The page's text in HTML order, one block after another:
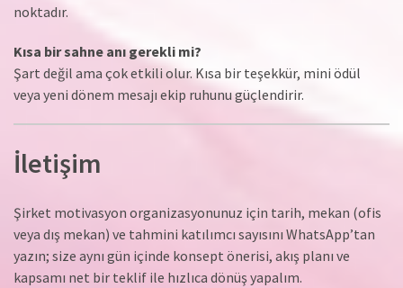
noktadır.
Kısa bir sahne anı gerekli mi?
Şart değil ama çok etkili olur. Kısa bir teşekkür, mini ödül
veya yeni dönem mesajı ekip ruhunu güçlendirir.
İletişim
Şirket motivasyon organizasyonunuz için tarih, mekan (ofis
veya dış mekan) ve tahmini katılımcı sayısını WhatsApp’tan
yazın; size aynı gün içinde konsept önerisi, akış planı ve
kapsamı net bir teklif ile hızlıca dönüş yapalım.